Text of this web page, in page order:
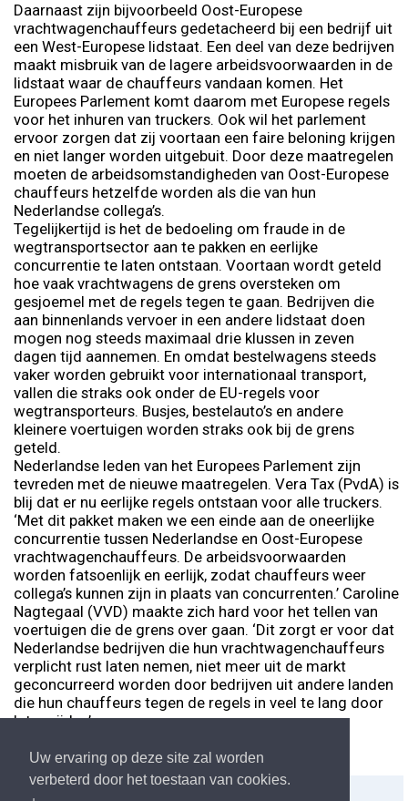
Uw ervaring op deze site zal worden
verbeterd door het toestaan van cookies.
Daarnaast zijn bijvoorbeeld Oost-Europese
vrachtwagenchauffeurs gedetacheerd bij een bedrijf uit
een West-Europese lidstaat. Een deel van deze bedrijven
maakt misbruik van de lagere arbeidsvoorwaarden in de
lidstaat waar de chauffeurs vandaan komen. Het
Europees Parlement komt daarom met Europese regels
voor het inhuren van truckers. Ook wil het parlement
ervoor zorgen dat zij voortaan een faire beloning krijgen
en niet langer worden uitgebuit. Door deze maatregelen
moeten de arbeidsomstandigheden van Oost-Europese
chauffeurs hetzelfde worden als die van hun
Nederlandse collega’s.
Tegelijkertijd is het de bedoeling om fraude in de
wegtransportsector aan te pakken en eerlijke
concurrentie te laten ontstaan. Voortaan wordt geteld
hoe vaak vrachtwagens de grens oversteken om
gesjoemel met de regels tegen te gaan. Bedrijven die
aan binnenlands vervoer in een andere lidstaat doen
mogen nog steeds maximaal drie klussen in zeven
dagen tijd aannemen. En omdat bestelwagens steeds
vaker worden gebruikt voor internationaal transport,
vallen die straks ook onder de EU-regels voor
wegtransporteurs. Busjes, bestelauto’s en andere
kleinere voertuigen worden straks ook bij de grens
geteld.
Nederlandse leden van het Europees Parlement zijn
tevreden met de nieuwe maatregelen. Vera Tax (PvdA) is
blij dat er nu eerlijke regels ontstaan voor alle truckers.
‘Met dit pakket maken we een einde aan de oneerlijke
concurrentie tussen Nederlandse en Oost-Europese
vrachtwagenchauffeurs. De arbeidsvoorwaarden
worden fatsoenlijk en eerlijk, zodat chauffeurs weer
collega’s kunnen zijn in plaats van concurrenten.’ Caroline
Nagtegaal (VVD) maakte zich hard voor het tellen van
voertuigen die de grens over gaan. ‘Dit zorgt er voor dat
Nederlandse bedrijven die hun vrachtwagenchauffeurs
verplicht rust laten nemen, niet meer uit de markt
geconcurreerd worden door bedrijven uit andere landen
die hun chauffeurs tegen de regels in veel te lang door
laten rijden’.